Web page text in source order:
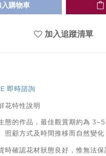
入購物車
加入追蹤清單
即時諮詢
花特性說明
態的作品，最佳觀賞期約為
照顧方式及時間推移而自然變化
時確認花材狀態良好，惟無法